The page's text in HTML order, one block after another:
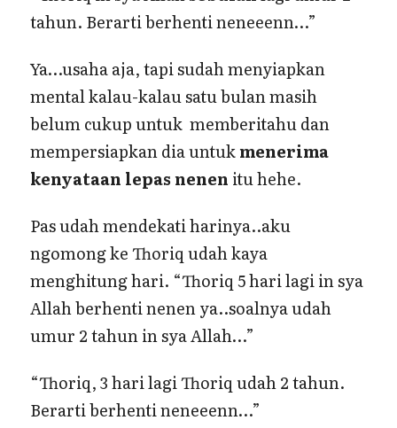
tahun. Berarti berhenti neneeenn…”
Ya…usaha aja, tapi sudah menyiapkan
mental kalau-kalau satu bulan masih
belum cukup untuk memberitahu dan
mempersiapkan dia untukmenerima
kenyataan lepas nenen itu hehe.
Pas udah mendekati harinya..aku
ngomong ke Thoriq udah kaya
menghitung hari. “Thoriq 5 hari lagi in sya
Allah berhenti nenen ya..soalnya udah
umur 2 tahun in sya Allah…”
“Thoriq, 3 hari lagi Thoriq udah 2 tahun.
Berarti berhenti neneeenn…”